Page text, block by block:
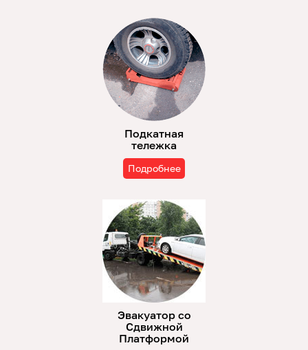
Подкатная
тележка
Подробнее
Эвакуатор со
Сдвижной
Платформой